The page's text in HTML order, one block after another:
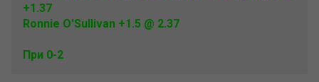
+1.37
Ronnie O'Sullivan +1.5 @ 2.37
При 0-2